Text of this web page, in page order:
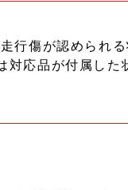
行傷が認められ
応品が付属した